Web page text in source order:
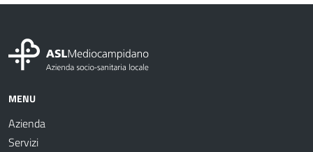
MENU
Azienda
Servizi